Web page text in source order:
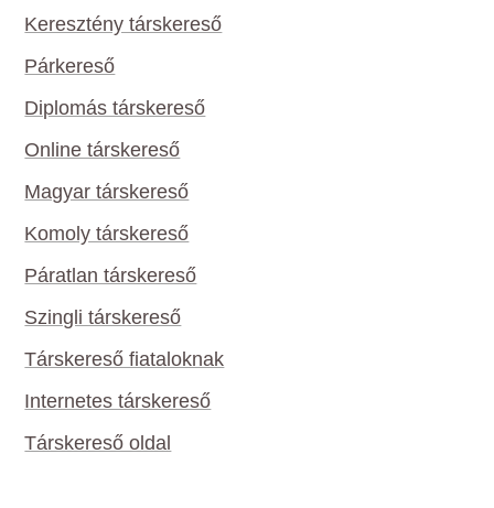
Keresztény társkereső
Párkereső
Diplomás társkereső
Online társkereső
Magyar társkereső
Komoly társkereső
Páratlan társkereső
Szingli társkereső
Társkereső fiataloknak
Internetes társkereső
Társkereső oldal